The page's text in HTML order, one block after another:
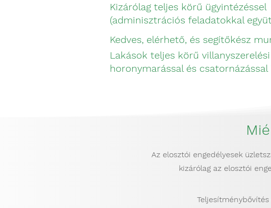
Kizárólag teljes körű ügyintézéssel
(adminisztrációs feladatokkal
Kedves, elérhető, és segítőkész
Lakások teljes körű
horonymarással és csatornázással
Az elosztói engedélyesek
kizárólag az elosztói